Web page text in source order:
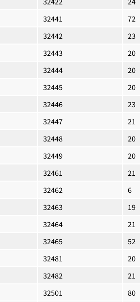
32441
72
32442
23
32443
20
32444
20
32445
20
32446
23
32447
21
32448
20
32449
20
32461
21
32462
6
32463
19
32464
21
32465
52
32481
20
32482
21
32501
80